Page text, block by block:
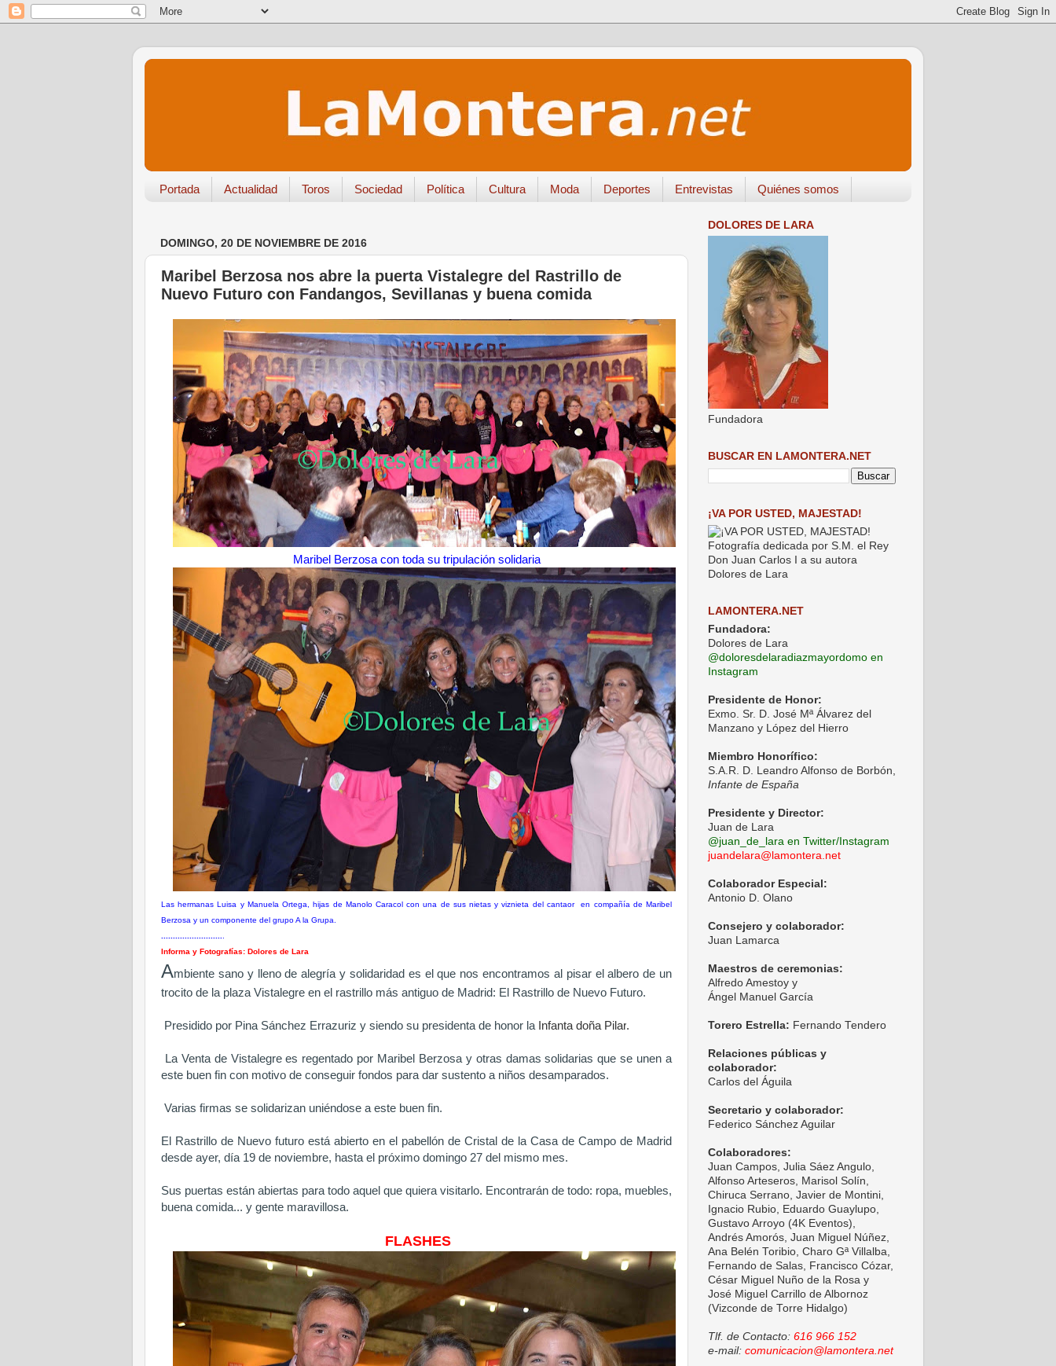
Portada Actualidad Toros Sociedad Política Cultura Moda Deportes Entrevistas Quiénes somos
DOMINGO, 20 DE NOVIEMBRE DE 2016
Maribel Berzosa nos abre la puerta Vistalegre del Rastrillo de
Nuevo Futuro con Fandangos, Sevillanas y buena comida
Maribel Berzosa con toda su tripulación solidaria
Las hermanas Luisa y Manuela Ortega, hijas de Manolo Caracol con una de sus nietas y viznieta del cantaor en compañía de Maribel
Berzosa y un componente del grupo A la Grupa.
Informa y Fotografías: Dolores de Lara
Ambiente sano y lleno de alegría y solidaridad es el que nos encontramos al pisar el albero de un
trocito de la plaza Vistalegre en el rastrillo más antiguo de Madrid: El Rastrillo de Nuevo Futuro.
Presidido por Pina Sánchez Errazuriz y siendo su presidenta de honor la Infanta doña Pilar.
La Venta de Vistalegre es regentado por Maribel Berzosa y otras damas solidarias que se unen a
este buen fin con motivo de conseguir fondos para dar sustento a niños desamparados.
Varias firmas se solidarizan uniéndose a este buen fin.
El Rastrillo de Nuevo futuro está abierto en el pabellón de Cristal de la Casa de Campo de Madrid
desde ayer, día 19 de noviembre, hasta el próximo domingo 27 del mismo mes.
Sus puertas están abiertas para todo aquel que quiera visitarlo. Encontrarán de todo: ropa, muebles,
buena comida... y gente maravillosa.
FLASHES
DOLORES DE LARA
Fundadora
BUSCAR EN LAMONTERA.NET
¡VA POR USTED, MAJESTAD!
Fotografía dedicada por S.M. el Rey
Don Juan Carlos I a su autora
Dolores de Lara
LAMONTERA.NET
Fundadora:
Dolores de Lara
@doloresdelaradiazmayordomo en
Instagram
Presidente de Honor:
Exmo. Sr. D. José Mª Álvarez del
Manzano y López del Hierro
Miembro Honorífico:
S.A.R. D. Leandro Alfonso de Borbón,
Infante de España
Presidente y Director:
Juan de Lara
@juan_de_lara en Twitter/Instagram
juandelara@lamontera.net
Colaborador Especial:
Antonio D. Olano
Consejero y colaborador:
Juan Lamarca
Maestros de ceremonias:
Alfredo Amestoy y
Ángel Manuel García
Torero Estrella: Fernando Tendero
Relaciones públicas y
colaborador:
Carlos del Águila
Secretario y colaborador:
Federico Sánchez Aguilar
Colaboradores:
Juan Campos, Julia Sáez Angulo,
Alfonso Arteseros, Marisol Solín,
Chiruca Serrano, Javier de Montini,
Ignacio Rubio, Eduardo Guaylupo,
Gustavo Arroyo (4K Eventos),
Andrés Amorós, Juan Miguel Núñez,
Ana Belén Toribio, Charo Gª Villalba,
Fernando de Salas, Francisco Cózar,
César Miguel Nuño de la Rosa y
José Miguel Carrillo de Albornoz
(Vizconde de Torre Hidalgo)
Tlf. de Contacto: 616 966 152
e-mail: comunicacion@lamontera.net